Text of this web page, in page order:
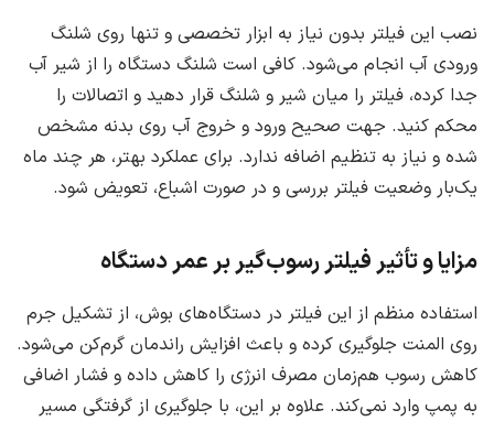
نصب این فیلتر بدون نیاز به ابزار تخصصی و تنها روی شلنگ
ورودی آب انجام می‌شود. کافی است شلنگ دستگاه را از شیر آب
جدا کرده، فیلتر را میان شیر و شلنگ قرار دهید و اتصالات را
محکم کنید. جهت صحیح ورود و خروج آب روی بدنه مشخص
شده و نیاز به تنظیم اضافه ندارد. برای عملکرد بهتر، هر چند ماه
یک‌بار وضعیت فیلتر بررسی و در صورت اشباع، تعویض شود.
مزایا و تأثیر فیلتر رسوب‌گیر بر عمر دستگاه
استفاده منظم از این فیلتر در دستگاه‌های بوش، از تشکیل جرم
روی المنت جلوگیری کرده و باعث افزایش راندمان گرم‌کن می‌شود.
کاهش رسوب هم‌زمان مصرف انرژی را کاهش داده و فشار اضافی
به پمپ وارد نمی‌کند. علاوه بر این، با جلوگیری از گرفتگی مسیر